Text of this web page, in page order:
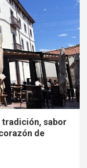
tradición, sabor
de